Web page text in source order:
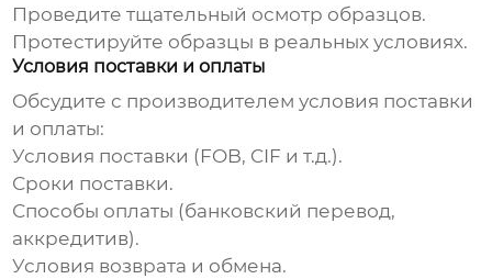
Проведите тщательный осмотр образцов.
Протестируйте образцы в реальных условиях.
Условия поставки и оплаты
Обсудите с производителем условия поставки
и оплаты:
Условия поставки (FOB, CIF и т.д.).
Сроки поставки.
Способы оплаты (банковский перевод,
аккредитив).
Условия возврата и обмена.